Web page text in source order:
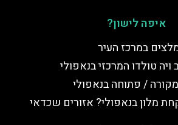
איפה לישון?
במרכז העיר
ויה טולדו המרכזי בנאפולי
/ פתוחה בנאפולי
מלון בנאפולי? אזורים שכדאי